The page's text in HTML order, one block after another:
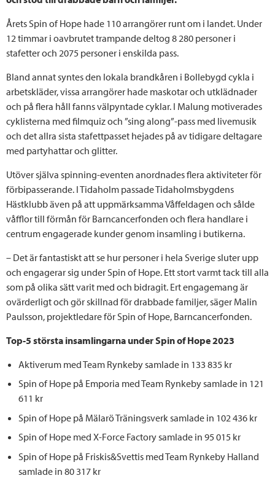
Årets Spin of Hope hade 110 arrangörer runt om i landet. Under
12 timmar i oavbrutet trampande deltog 8 280 personer i
stafetter och 2075 personer i enskilda pass.
Bland annat syntes den lokala brandkåren i Bollebygd cykla i
arbetskläder, vissa arrangörer hade maskotar och utklädnader
och på flera håll fanns välpyntade cyklar. I Malung motiverades
cyklisterna med filmquiz och ”sing along”-pass med livemusik
och det allra sista stafettpasset hejades på av tidigare deltagare
med partyhattar och glitter.
Utöver själva spinning-eventen anordnades flera aktiviteter för
förbipasserande. I Tidaholm passade Tidaholmsbygdens
Hästklubb även på att uppmärksamma Våffeldagen och sålde
våfflor till förmån för Barncancerfonden och flera handlare i
centrum engagerade kunder genom insamling i butikerna.
– Det är fantastiskt att se hur personer i hela Sverige sluter upp
och engagerar sig under Spin of Hope. Ett stort varmt tack till alla
som på olika sätt varit med och bidragit. Ert engagemang är
ovärderligt och gör skillnad för drabbade familjer, säger Malin
Paulsson, projektledare för Spin of Hope, Barncancerfonden.
Top-5 största insamlingarna under Spin of Hope 2023
Aktiverum med Team Rynkeby samlade in 133 835 kr
Spin of Hope på Emporia med Team Rynkeby samlade in 121
611 kr
Spin of Hope på Mälarö Träningsverk samlade in 102 436 kr
Spin of Hope med X-Force Factory samlade in 95 015 kr
Spin of Hope på Friskis&Svettis med Team Rynkeby Halland
samlade in 80 317 kr